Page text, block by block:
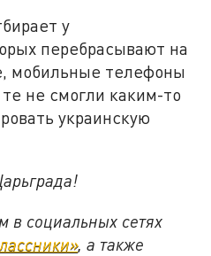
у
перебрасывают на
мобильные телефоны
не смогли каким-то
украинскую
в социальных сетях
, а также